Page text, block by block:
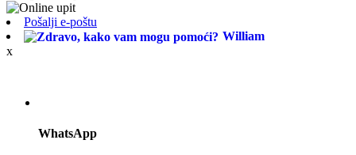
Pošalji e-poštu
William
x
WhatsApp